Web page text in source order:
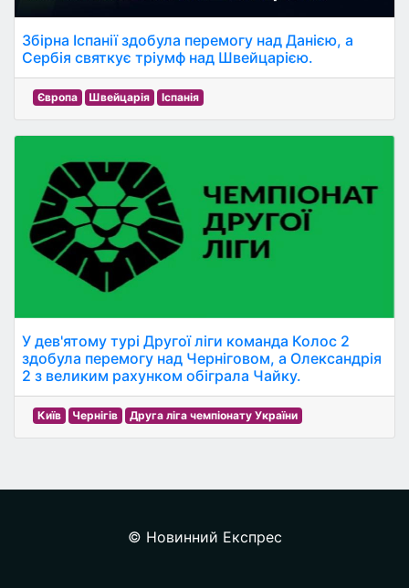
Збірна Іспанії здобула перемогу над Данією, а
Сербія святкує тріумф над Швейцарією.
Європа Швейцарія Іспанія
У дев'ятому турі Другої ліги команда Колос 2
здобула перемогу над Черніговом, а Олександрія
2 з великим рахунком обіграла Чайку.
Київ Чернігів Друга ліга чемпіонату України
© Новинний Експрес